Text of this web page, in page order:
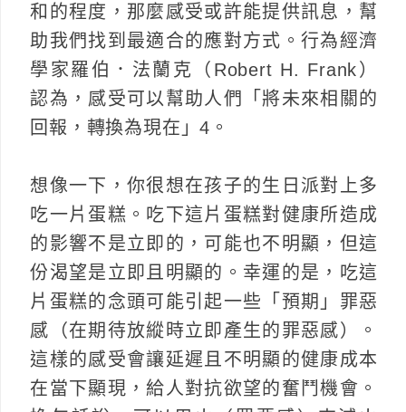
和的程度，那麼感受或許能提供訊息，幫
助我們找到最適合的應對方式。行為經濟
學家羅伯．法蘭克（Robert H. Frank）
認為，感受可以幫助人們「將未來相關的
回報，轉換為現在」4。
想像一下，你很想在孩子的生日派對上多
吃一片蛋糕。吃下這片蛋糕對健康所造成
的影響不是立即的，可能也不明顯，但這
份渴望是立即且明顯的。幸運的是，吃這
片蛋糕的念頭可能引起一些「預期」罪惡
感（在期待放縱時立即產生的罪惡感）。
這樣的感受會讓延遲且不明顯的健康成本
在當下顯現，給人對抗欲望的奮鬥機會。